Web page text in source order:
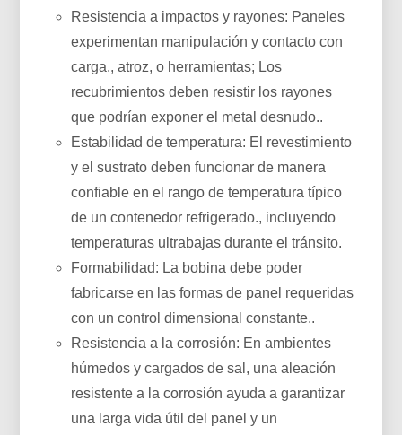
Resistencia a impactos y rayones: Paneles
experimentan manipulación y contacto con
carga., atroz, o herramientas; Los
recubrimientos deben resistir los rayones
que podrían exponer el metal desnudo..
Estabilidad de temperatura: El revestimiento
y el sustrato deben funcionar de manera
confiable en el rango de temperatura típico
de un contenedor refrigerado., incluyendo
temperaturas ultrabajas durante el tránsito.
Formabilidad: La bobina debe poder
fabricarse en las formas de panel requeridas
con un control dimensional constante..
Resistencia a la corrosión: En ambientes
húmedos y cargados de sal, una aleación
resistente a la corrosión ayuda a garantizar
una larga vida útil del panel y un